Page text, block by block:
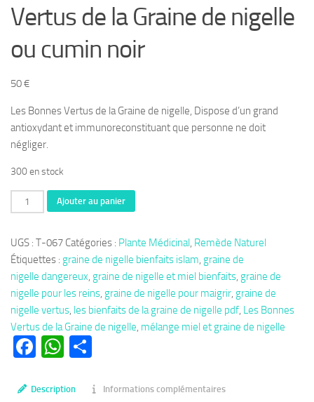
Vertus de la Graine de nigelle
ou cumin noir
50€
Les Bonnes Vertus de la Graine de nigelle, Dispose d’un grand
antioxydant et immunoreconstituant que personne ne doit
négliger.
300 en stock
quantité
de
Les
Bonnes
Vertus
de
la
Graine
de
Ajouter au panier
UGS : T-067 Catégories : Plante Médicinal, Remède Naturel
Étiquettes : graine de nigelle bienfaits islam, graine de
nigelle dangereux, graine de nigelle et miel bienfaits, graine de
nigelle pour les reins, graine de nigelle pour maigrir, graine de
nigelle vertus, les bienfaits de la graine de nigelle pdf, Les Bonnes
Vertus de la Graine de nigelle, mélange miel et graine de nigelle
Facebook
WhatsApp
Description Informations complémentaires